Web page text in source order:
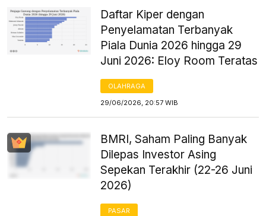
Daftar Kiper dengan
Penyelamatan Terbanyak
Piala Dunia 2026 hingga 29
Juni 2026: Eloy Room Teratas
OLAHRAGA
29/06/2026, 20:57 WIB
BMRI, Saham Paling Banyak
Dilepas Investor Asing
Sepekan Terakhir (22-26 Juni
2026)
PASAR